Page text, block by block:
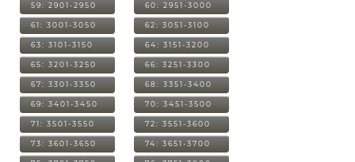
59: 2901-2950 60: 2951-3000
61: 3001-3050 62: 3051-3100
63: 3101-3150 64: 3151-3200
65: 3201-3250 66: 3251-3300
67: 3301-3350 68: 3351-3400
69: 3401-3450 70: 3451-3500
71: 3501-3550 72: 3551-3600
73: 3601-3650 74: 3651-3700